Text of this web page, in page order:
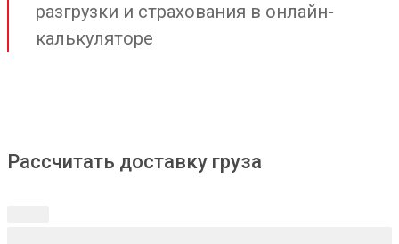
разгрузки и страхования в онлайн-
калькуляторе
Рассчитать доставку груза